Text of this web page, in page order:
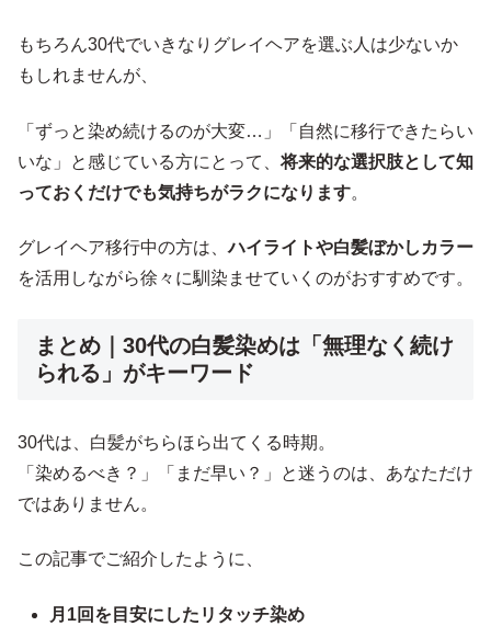
もちろん30代でいきなりグレイヘアを選ぶ人は少ないか
もしれませんが、
「ずっと染め続けるのが大変…」「自然に移行できたらい
いな」と感じている方にとって、将来的な選択肢として知
っておくだけでも気持ちがラクになります。
グレイヘア移行中の方は、ハイライトや白髪ぼかしカラー
を活用しながら徐々に馴染ませていくのがおすすめです。
まとめ｜30代の白髪染めは「無理なく続け
られる」がキーワード
30代は、白髪がちらほら出てくる時期。
「染めるべき？」「まだ早い？」と迷うのは、あなただけ
ではありません。
この記事でご紹介したように、
月1回を目安にしたリタッチ染め